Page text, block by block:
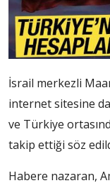
İsrail merkezli
internet sitesine
ve Türkiye
takip ettiği söz
Habere nazaran,